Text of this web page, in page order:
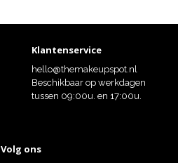
Klantenservice
hello@themakeupspot.nl
Beschikbaar op werkdagen
tussen 09:00u. en 17:00u.
Volg ons